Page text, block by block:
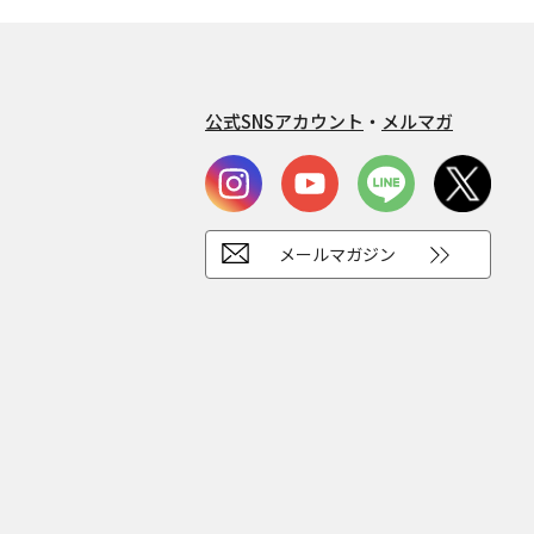
公式SNSアカウント ・ メルマガ
メールマガジン